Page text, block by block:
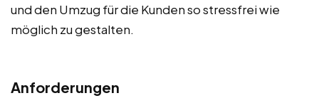
und den Umzug für die Kunden so stressfrei wie
möglich zu gestalten.
Anforderungen